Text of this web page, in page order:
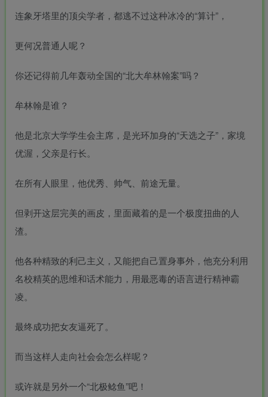
连象牙塔里的顶尖学者，都逃不过这种冰冷的“算计”，
更何况普通人呢？
你还记得前几年轰动全国的“北大牟林翰案”吗？
牟林翰是谁？
他是北京大学学生会主席，是光环加身的“天选之子”，家境
优渥，父亲是行长。
在所有人眼里，他优秀、帅气、前途无量。
但剥开这层完美的画皮，里面藏着的是一个极度扭曲的人
渣。
他各种精致的利己主义，又能把自己置身事外，他充分利用
名校精英的思维和话术能力，用最恶毒的语言进行精神霸
凌。
最终成功把女友逼死了。
而当这样人走向社会会怎么样呢？
或许就是另外一个“北极鲶鱼”吧！